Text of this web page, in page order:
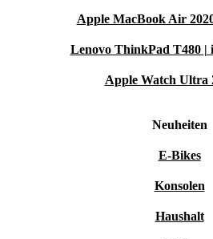
Apple MacBook Air
Lenovo ThinkPad T480 |
Apple Watch Ultra
Neuheiten
E-Bikes
Konsolen
Haushalt